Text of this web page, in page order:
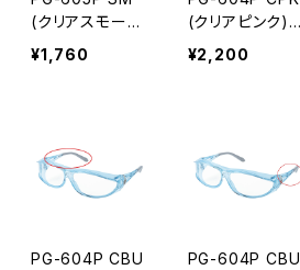
(クリアスモー
ク) パーツ 左テ
ンプル
¥1,760
(クリアピンク)
パーツ 右テンプ
¥2,200
PG-604P CBU
PG-604P CBU